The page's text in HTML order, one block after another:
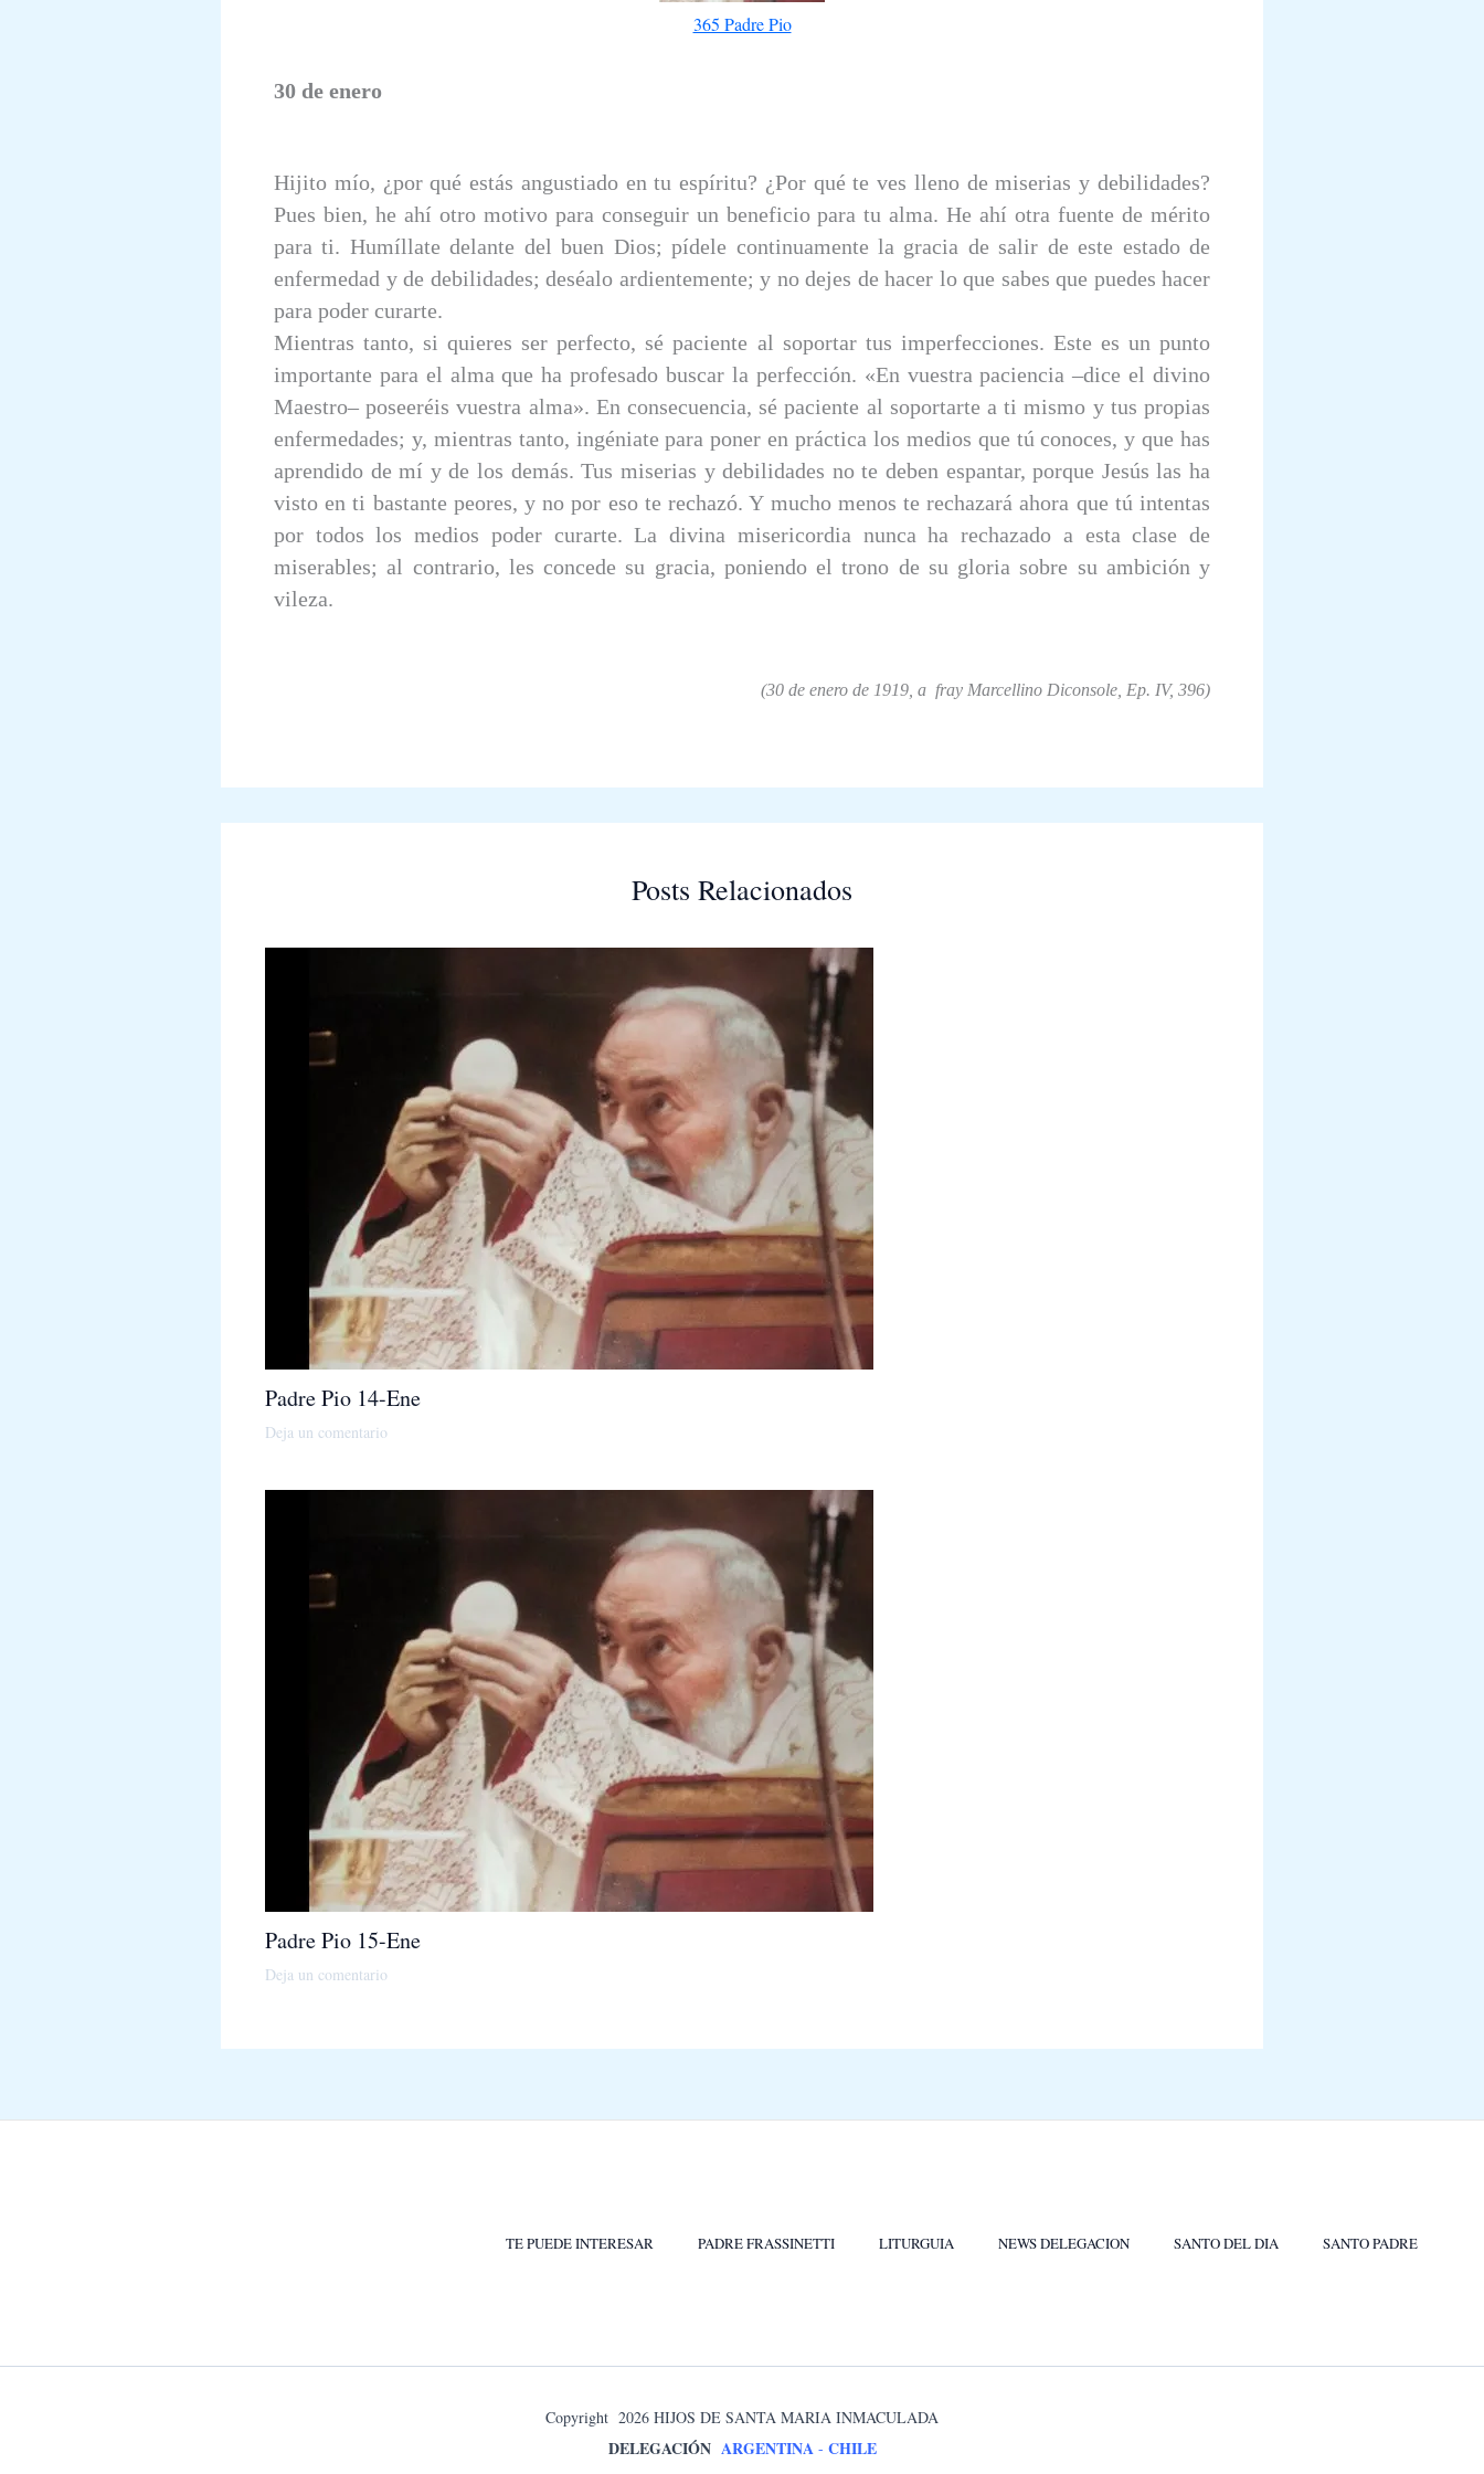
365 Padre Pio
30 de enero
Hijito mío, ¿por qué estás angustiado en tu espíritu? ¿Por qué te ves lleno de miserias y debilidades?
Pues bien, he ahí otro motivo para conseguir un beneficio para tu alma. He ahí otra fuente de mérito
para ti. Humíllate delante del buen Dios; pídele continuamente la gracia de salir de este estado de
enfermedad y de debilidades; deséalo ardientemente; y no dejes de hacer lo que sabes que puedes hacer
para poder curarte.
Mientras tanto, si quieres ser perfecto, sé paciente al soportar tus imperfecciones. Este es un punto
importante para el alma que ha profesado buscar la perfección. «En vuestra paciencia –dice el divino
Maestro– poseeréis vuestra alma». En consecuencia, sé paciente al soportarte a ti mismo y tus propias
enfermedades; y, mientras tanto, ingéniate para poner en práctica los medios que tú conoces, y que has
aprendido de mí y de los demás. Tus miserias y debilidades no te deben espantar, porque Jesús las ha
visto en ti bastante peores, y no por eso te rechazó. Y mucho menos te rechazará ahora que tú intentas
por todos los medios poder curarte. La divina misericordia nunca ha rechazado a esta clase de
miserables; al contrario, les concede su gracia, poniendo el trono de su gloria sobre su ambición y
vileza.
(30 de enero de 1919, a fray Marcellino Diconsole, Ep. IV, 396)
Posts Relacionados
Padre Pio 14-Ene
Deja un comentario
Padre Pio 15-Ene
Deja un comentario
TE PUEDE INTERESAR PADRE FRASSINETTI LITURGUIA NEWS DELEGACION SANTO DEL DIA SANTO PADRE
Copyright 2026 HIJOS DE SANTA MARIA INMACULADA
DELEGACIÓN ARGENTINA- CHILE